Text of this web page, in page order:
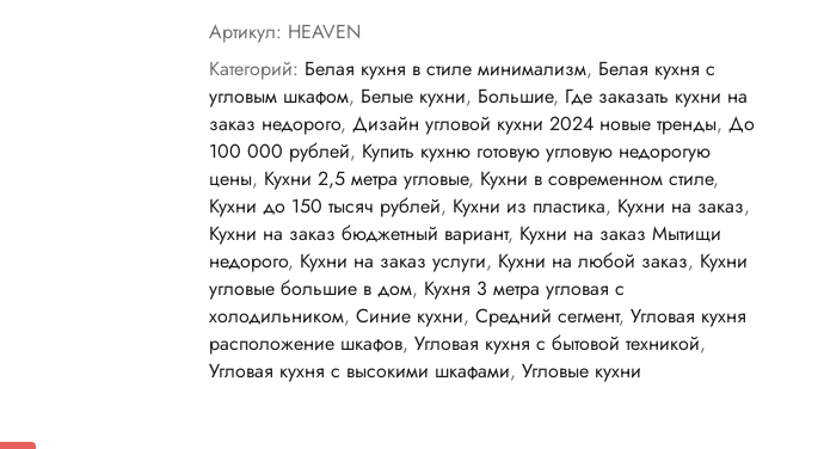
Артикул: HEAVEN
Категорий: Белая кухня в стиле минимализм, Белая кухня с
угловым шкафом, Белые кухни, Большие, Где заказать кухни на
заказ недорого, Дизайн угловой кухни 2024 новые тренды, До
100 000 рублей, Купить кухню готовую угловую недорогую
цены, Кухни 2,5 метра угловые, Кухни в современном стиле,
Кухни до 150 тысяч рублей, Кухни из пластика, Кухни на заказ,
Кухни на заказ бюджетный вариант, Кухни на заказ Мытищи
недорого, Кухни на заказ услуги, Кухни на любой заказ, Кухни
угловые большие в дом, Кухня 3 метра угловая с
холодильником, Синие кухни, Средний сегмент, Угловая кухня
расположение шкафов, Угловая кухня с бытовой техникой,
Угловая кухня с высокими шкафами, Угловые кухни